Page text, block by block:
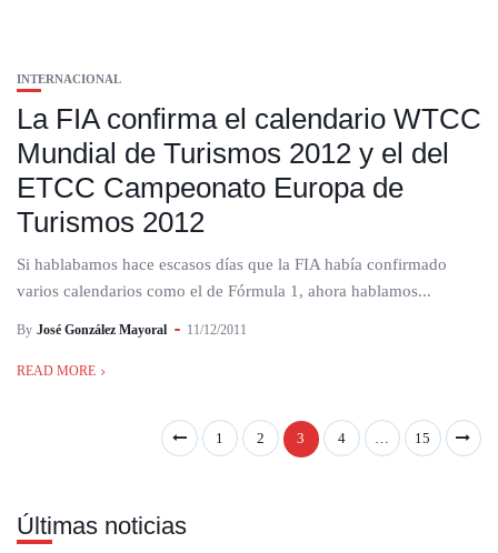
INTERNACIONAL
La FIA confirma el calendario WTCC
Mundial de Turismos 2012 y el del
ETCC Campeonato Europa de
Turismos 2012
Si hablabamos hace escasos días que la FIA había confirmado
varios calendarios como el de Fórmula 1, ahora hablamos...
By José González Mayoral 11/12/2011
READ MORE
1 2 3 4 … 15
Últimas noticias